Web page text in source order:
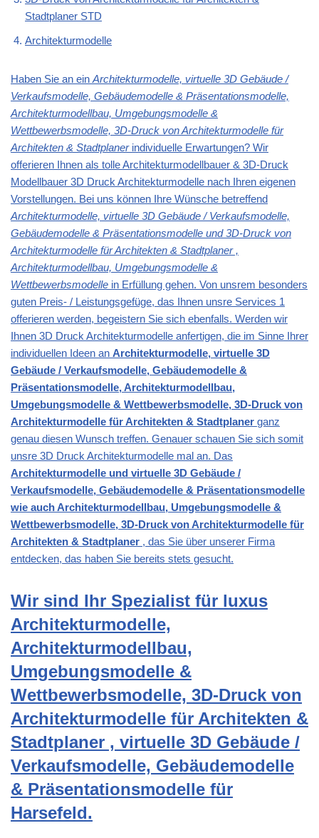
Stadtplaner STD
Architekturmodelle
Haben Sie an ein Architekturmodelle, virtuelle 3D Gebäude /
Verkaufsmodelle, Gebäudemodelle & Präsentationsmodelle,
Architekturmodellbau, Umgebungsmodelle &
Wettbewerbsmodelle, 3D-Druck von Architekturmodelle für
Architekten & Stadtplaner individuelle Erwartungen? Wir
offerieren Ihnen als tolle Architekturmodellbauer & 3D-Druck
Modellbauer 3D Druck Architekturmodelle nach Ihren eigenen
Vorstellungen. Bei uns können Ihre Wünsche betreffend
Architekturmodelle, virtuelle 3D Gebäude / Verkaufsmodelle,
Gebäudemodelle & Präsentationsmodelle und 3D-Druck von
Architekturmodelle für Architekten & Stadtplaner ,
Architekturmodellbau, Umgebungsmodelle &
Wettbewerbsmodelle in Erfüllung gehen. Von unsrem besonders
guten Preis- / Leistungsgefüge, das Ihnen unsre Services 1
offerieren werden, begeistern Sie sich ebenfalls. Werden wir
Ihnen 3D Druck Architekturmodelle anfertigen, die im Sinne Ihrer
individuellen Ideen an Architekturmodelle, virtuelle 3D
Gebäude / Verkaufsmodelle, Gebäudemodelle &
Präsentationsmodelle, Architekturmodellbau,
Umgebungsmodelle & Wettbewerbsmodelle, 3D-Druck von
Architekturmodelle für Architekten & Stadtplaner ganz
genau diesen Wunsch treffen. Genauer schauen Sie sich somit
unsre 3D Druck Architekturmodelle mal an. Das
Architekturmodelle und virtuelle 3D Gebäude /
Verkaufsmodelle, Gebäudemodelle & Präsentationsmodelle
wie auch Architekturmodellbau, Umgebungsmodelle &
Wettbewerbsmodelle, 3D-Druck von Architekturmodelle für
Architekten & Stadtplaner , das Sie über unserer Firma
entdecken, das haben Sie bereits stets gesucht.
Wir sind Ihr Spezialist für luxus
Architekturmodelle,
Architekturmodellbau,
Umgebungsmodelle &
Wettbewerbsmodelle, 3D-Druck von
Architekturmodelle für Architekten &
Stadtplaner , virtuelle 3D Gebäude /
Verkaufsmodelle, Gebäudemodelle
& Präsentationsmodelle für
Harsefeld.